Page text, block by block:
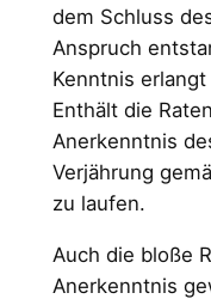
dem Schluss
Anspruch
Kenntnis erlangt
Enthält die
Anerkenntnis
Verjährung
zu laufen.
Auch die bloße
Anerkenntnis